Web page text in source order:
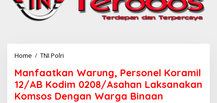
Home / TNI Polri
n
f
a
a
Manfaatkan Warung, Personel Koramil
12/AB Kodim 0208/Asahan Laksanakan
Komsos Dengan Warga Binaan